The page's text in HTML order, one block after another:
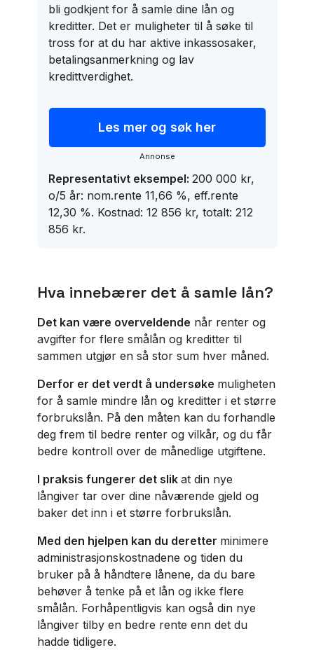
bli godkjent for å samle dine lån og
kreditter. Det er muligheter til å søke til
tross for at du har aktive inkassosaker,
betalingsanmerkning og lav
kredittverdighet.
Les mer og søk her
annonse
Representativt eksempel: 200 000 kr,
o/5 år: nom.rente 11,66 %, eff.rente
12,30 %. Kostnad: 12 856 kr, totalt: 212
856 kr.
Hva innebærer det å samle lån?
Det kan være overveldende når renter og
avgifter for flere smålån og kreditter til
sammen utgjør en så stor sum hver måned.
Derfor er det verdt å undersøke muligheten
for å samle mindre lån og kreditter i et større
forbrukslån. På den måten kan du forhandle
deg frem til bedre renter og vilkår, og du får
bedre kontroll over de månedlige utgiftene.
I praksis fungerer det slik at din nye
långiver tar over dine nåværende gjeld og
baker det inn i et større forbrukslån.
Med den hjelpen kan du deretter minimere
administrasjonskostnadene og tiden du
bruker på å håndtere lånene, da du bare
behøver å tenke på et lån og ikke flere
smålån. Forhåpentligvis kan også din nye
långiver tilby en bedre rente enn det du
hadde tidligere.